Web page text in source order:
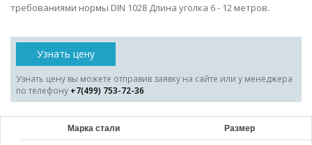
требованиями нормы DIN 1028 Длина уголка 6 - 12 метров.
Узнать цену
Узнать цену вы можете отправив заявку на сайте или у менеджера
по телефону +7(499) 753-72-36
Марка стали Размер